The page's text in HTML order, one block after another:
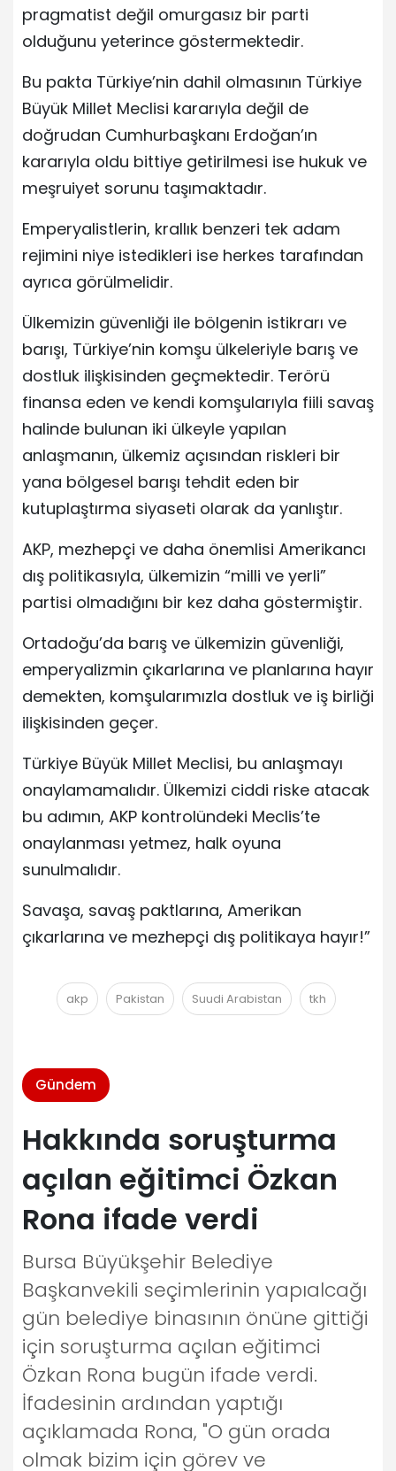
pragmatist değil omurgasız bir parti
olduğunu yeterince göstermektedir.
Bu pakta Türkiye’nin dahil olmasının Türkiye
Büyük Millet Meclisi kararıyla değil de
doğrudan Cumhurbaşkanı Erdoğan’ın
kararıyla oldu bittiye getirilmesi ise hukuk ve
meşruiyet sorunu taşımaktadır.
Emperyalistlerin, krallık benzeri tek adam
rejimini niye istedikleri ise herkes tarafından
ayrıca görülmelidir.
Ülkemizin güvenliği ile bölgenin istikrarı ve
barışı, Türkiye’nin komşu ülkeleriyle barış ve
dostluk ilişkisinden geçmektedir. Terörü
finansa eden ve kendi komşularıyla fiili savaş
halinde bulunan iki ülkeyle yapılan
anlaşmanın, ülkemiz açısından riskleri bir
yana bölgesel barışı tehdit eden bir
kutuplaştırma siyaseti olarak da yanlıştır.
AKP, mezhepçi ve daha önemlisi Amerikancı
dış politikasıyla, ülkemizin “milli ve yerli”
partisi olmadığını bir kez daha göstermiştir.
Ortadoğu’da barış ve ülkemizin güvenliği,
emperyalizmin çıkarlarına ve planlarına hayır
demekten, komşularımızla dostluk ve iş birliği
ilişkisinden geçer.
Türkiye Büyük Millet Meclisi, bu anlaşmayı
onaylamamalıdır. Ülkemizi ciddi riske atacak
bu adımın, AKP kontrolündeki Meclis’te
onaylanması yetmez, halk oyuna
sunulmalıdır.
Savaşa, savaş paktlarına, Amerikan
çıkarlarına ve mezhepçi dış politikaya hayır!”
akp Pakistan Suudi Arabistan tkh
Gündem
Hakkında soruşturma
açılan eğitimci Özkan
Rona ifade verdi
Bursa Büyükşehir Belediye
Başkanvekili seçimlerinin yapıalcağı
gün belediye binasının önüne gittiği
için soruşturma açılan eğitimci
Özkan Rona bugün ifade verdi.
İfadesinin ardından yaptığı
açıklamada Rona, "O gün orada
olmak bizim için görev ve